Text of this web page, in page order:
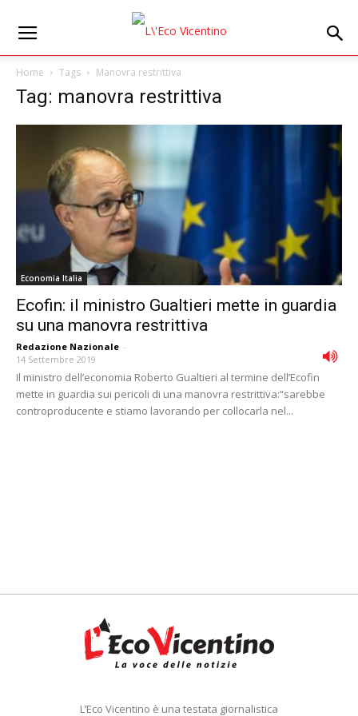
Home Tags Manovra restrittiva
Tag: manovra restrittiva
Economia Italia
Ecofin: il ministro Gualtieri mette in guardia
su una manovra restrittiva
Redazione Nazionale -
14 Settembre 2019
Il ministro dell’economia Roberto Gualtieri al termine dell’Ecofin
mette in guardia sui pericoli di una manovra restrittiva:“sarebbe
controproducente e stiamo lavorando per collocarla nel...
L’Eco Vicentino è una testata giornalistica